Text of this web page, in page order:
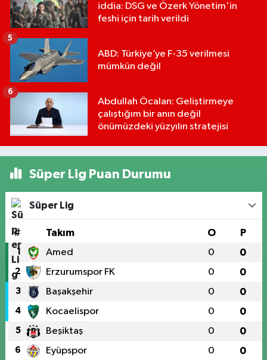
iddia: DSG ve Özerk Yönetim'in
feshi için tarih verildi
ABD: Türkiye’ye F-35 verilmesi
mümkün değil
5
Abdullah Öcalan: Geliştirmeye
çalıştığım bir anın değil
önümüzdeki yüzyılın stratejisi
6
Süper Lig Puan Durumu
Süper Lig
# Takım O P
1 Amed 0 0
2 Erzurumspor FK 0 0
3 Başakşehir 0 0
4 Kocaelispor 0 0
5 Beşiktaş 0 0
6 Eyüpspor 0 0